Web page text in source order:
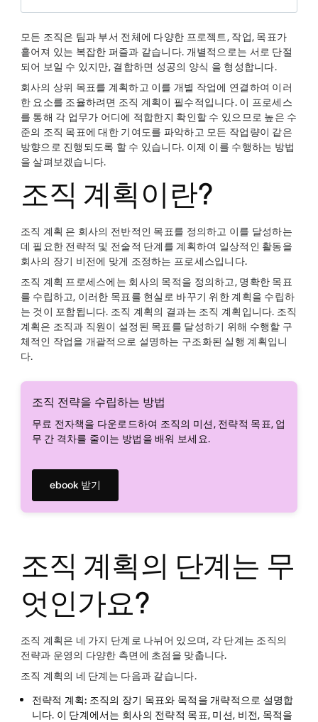
모든 조직은 팀과 부서 전체에 다양한 프로젝트, 작업, 목표가
흩어져 있는 복잡한 퍼즐과 같습니다. 개별적으로는 서로 단절
되어 보일 수 있지만, 결합하면 성공의 양식 을 형성합니다.
회사의 상위 목표를 계획하고 이를 개별 작업에 연결하여 이러
한 요소를 조율하려면 조직 계획이 필수적입니다. 이 프로세스
를 통해 각 업무가 어디에 적합한지 확인할 수 있으므로 높은 수
준의 조직 목표에 대한 기여도를 파악하고 모든 작업량이 같은
방향으로 진행되도록 할 수 있습니다. 이제 이를 수행하는 방법
을 살펴보겠습니다.
조직 계획이란?
조직 계획 은 회사의 전반적인 목표를 정의하고 이를 달성하는
데 필요한 전략적 및 전술적 단계를 계획하여 일상적인 활동을
회사의 장기 비전에 맞게 조정하는 프로세스입니다.
조직 계획 프로세스에는 회사의 목적을 정의하고, 명확한 목표
를 수립하고, 이러한 목표를 현실로 바꾸기 위한 계획을 수립하
는 것이 포함됩니다. 조직 계획의 결과는 조직 계획입니다. 조직
계획은 조직과 직원이 설정된 목표를 달성하기 위해 수행할 구
체적인 작업을 개괄적으로 설명하는 구조화된 실행 계획입니
다.
조직 전략을 수립하는 방법
무료 전자책을 다운로드하여 조직의 미션, 전략적 목표, 업
무 간 격차를 줄이는 방법을 배워 보세요.
ebook 받기
조직 계획의 단계는 무
엇인가요?
조직 계획은 네 가지 단계로 나뉘어 있으며, 각 단계는 조직의
전략과 운영의 다양한 측면에 초점을 맞춥니다.
조직 계획의 네 단계는 다음과 같습니다.
전략적 계획: 조직의 장기 목표와 목적을 개략적으로 설명합
니다. 이 단계에서는 회사의 전략적 목표, 미션, 비전, 목적을